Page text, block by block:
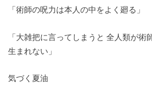
「術師の呪力は本人の中をよく廻る」
「大雑把に言ってしまうと 全人類が術
生まれない」
気づく夏油